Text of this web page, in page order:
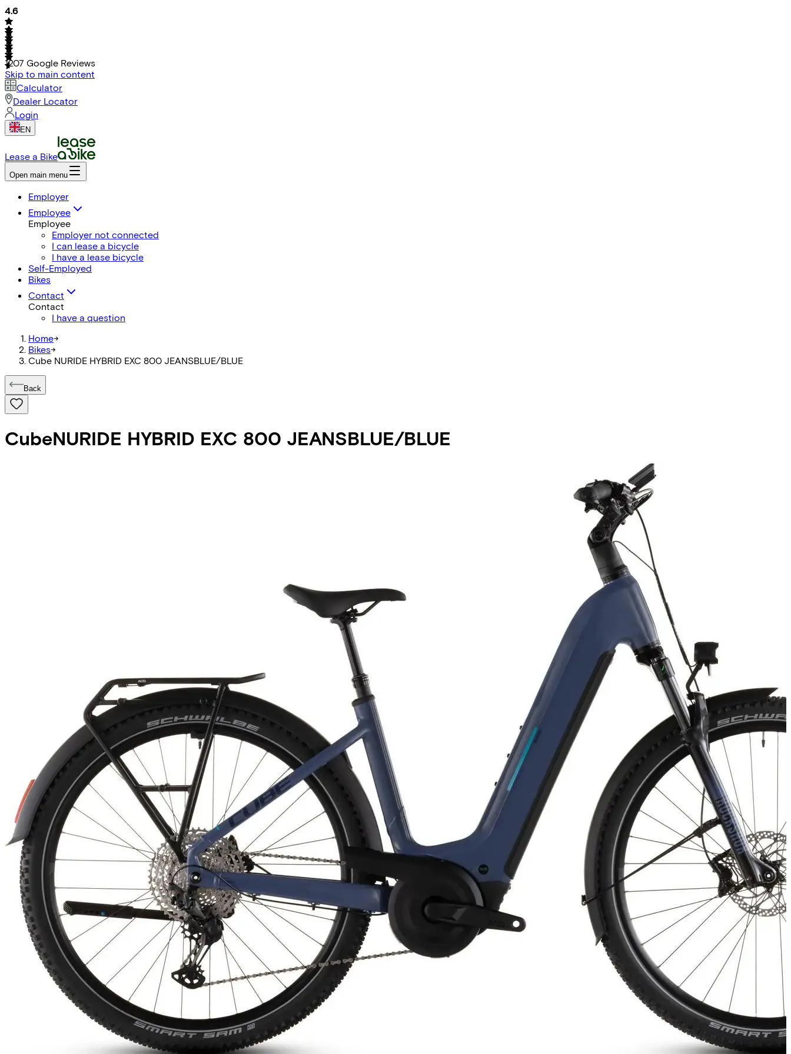
4.6
1207 Google Reviews
Skip to main content
Calculator
Dealer Locator
Login
EN
Lease a Bike
Open main menu
Employer
Employee
Employee
Employer not connected
I can lease a bicycle
I have a lease bicycle
Self-Employed
Bikes
Contact
Contact
I have a question
Home->
Bikes->
Cube NURIDE HYBRID EXC 800 JEANSBLUE/BLUE
Back
CubeNURIDE HYBRID EXC 800 JEANSBLUE/BLUE